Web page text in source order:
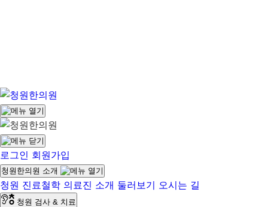
로그인 회원가입
청원한의원 소개
청원 진료철학 의료진 소개 둘러보기 오시는 길
청원 검사 & 치료